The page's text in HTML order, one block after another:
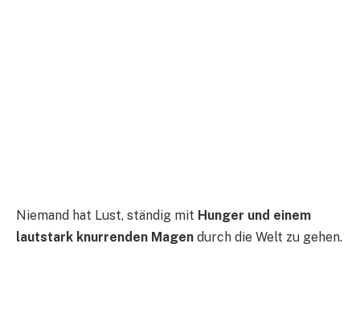
Niemand hat Lust, ständig mit Hunger und einem
lautstark knurrenden Magen durch die Welt zu gehen.